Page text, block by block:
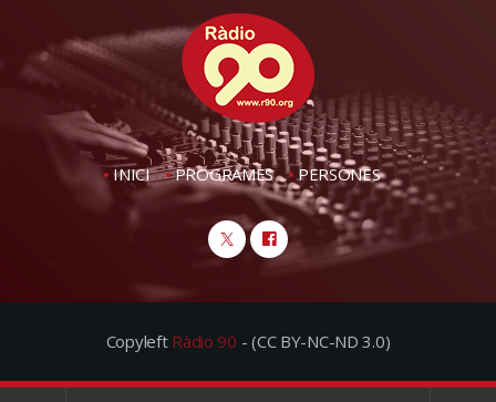
INICI PROGRAMES PERSONES
Copyleft Ràdio 90 - (CC BY-NC-ND 3.0)